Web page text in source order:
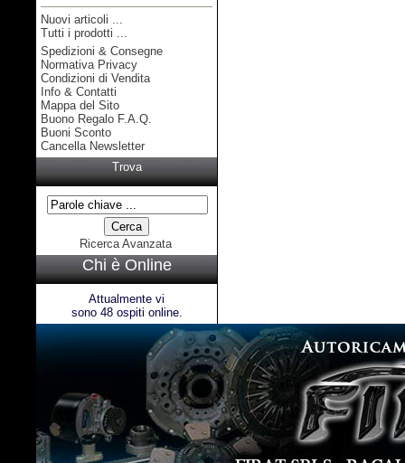
Nuovi articoli ...
Tutti i prodotti ...
Informazioni
Spedizioni & Consegne
Normativa Privacy
Condizioni di Vendita
Info & Contatti
Mappa del Sito
Buono Regalo F.A.Q.
Buoni Sconto
Cancella Newsletter
Trova
Ricerca Avanzata
Chi è Online
Attualmente vi
sono 48 ospiti online.